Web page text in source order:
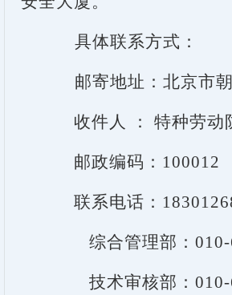
具体联系方式：
邮寄地址：北京市
收件人 ： 特种劳动
邮政编码：100012
联系电话：
综合管理部：
技术审核部：